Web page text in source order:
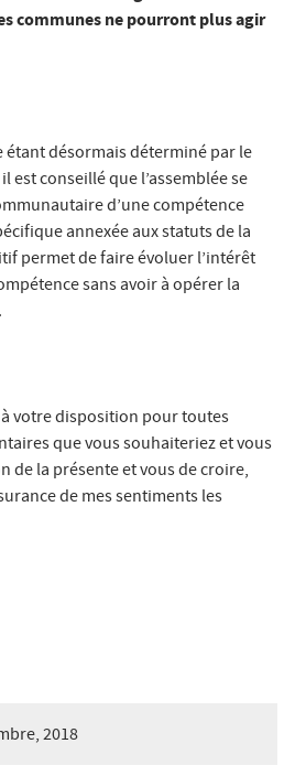
communes ne pourront plus agir
étant désormais déterminé par le
est conseillé que l’assemblée se
d’une compétence
annexée aux statuts de la
permet de faire évoluer l’intérêt
sans avoir à opérer la
votre disposition pour toutes
que vous souhaiteriez et vous
de la présente et vous de croire,
de mes sentiments les
2018